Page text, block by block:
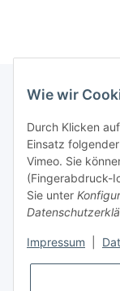
INFORMATIONEN
GESETZLICHE
Kontakt
Mo - Fr:08:30 -
Wie wir
Durch Klicken
Einsatz
Vimeo. Sie
(Fingerabdruck-
Sie unter
Impressum